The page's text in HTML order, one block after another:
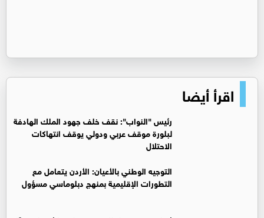
اقرأ أيضا
رئيس "النواب": نقف خلف جهود الملك الهادفة
لبلورة موقف عربي ودولي يوقف انتهاكات
الاحتلال
التوجيه الوطني بالأعيان: الأردن يتعامل مع
التطورات الإقليمية بمنهج دبلوماسي مسؤول